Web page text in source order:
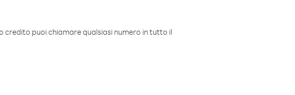
credito puoi chiamare qualsiasi numero in tutto il